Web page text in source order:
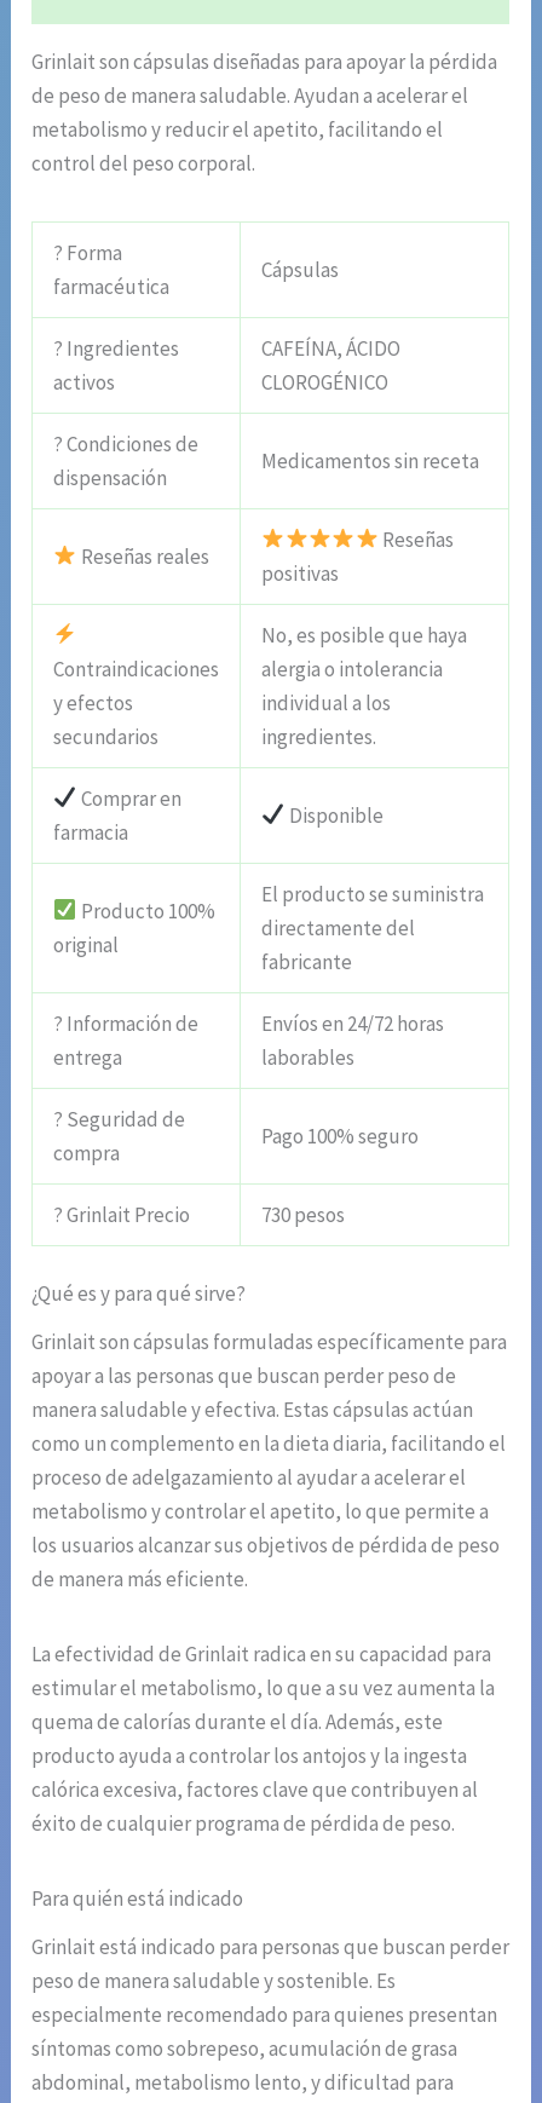
Grinlait son cápsulas diseñadas para apoyar la pérdida
de peso de manera saludable. Ayudan a acelerar el
metabolismo y reducir el apetito, facilitando el
control del peso corporal.
? Forma
farmacéutica
Cápsulas
? Ingredientes
activos
CAFEÍNA, ÁCIDO
CLOROGÉNICO
? Condiciones de
dispensación
Medicamentos sin receta
Reseñas reales
Reseñas
positivas
Contraindicaciones
y efectos
secundarios
No, es posible que haya
alergia o intolerancia
individual a los
ingredientes.
Comprar en
farmacia
Disponible
Producto 100%
original
El producto se suministra
directamente del
fabricante
? Información de
entrega
Envíos en 24/72 horas
laborables
? Seguridad de
compra
Pago 100% seguro
? Grinlait Precio 730 pesos
¿Qué es y para qué sirve?
Grinlait son cápsulas formuladas específicamente para
apoyar a las personas que buscan perder peso de
manera saludable y efectiva. Estas cápsulas actúan
como un complemento en la dieta diaria, facilitando el
proceso de adelgazamiento al ayudar a acelerar el
metabolismo y controlar el apetito, lo que permite a
los usuarios alcanzar sus objetivos de pérdida de peso
de manera más eficiente.
La efectividad de Grinlait radica en su capacidad para
estimular el metabolismo, lo que a su vez aumenta la
quema de calorías durante el día. Además, este
producto ayuda a controlar los antojos y la ingesta
calórica excesiva, factores clave que contribuyen al
éxito de cualquier programa de pérdida de peso.
Para quién está indicado
Grinlait está indicado para personas que buscan perder
peso de manera saludable y sostenible. Es
especialmente recomendado para quienes presentan
síntomas como sobrepeso, acumulación de grasa
abdominal, metabolismo lento, y dificultad para